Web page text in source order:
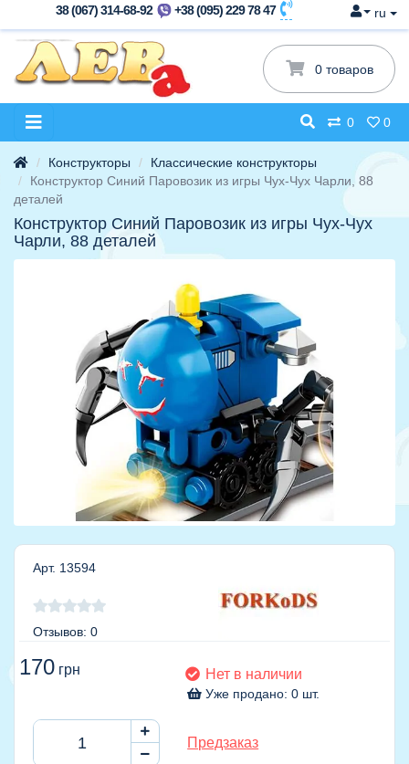
38 (067) 314-68-92 +38 (095) 229 78 47 ru
0 товаров
0 0
Конструкторы
Классические конструкторы
Конструктор Синий Паровозик из игры Чух-Чух Чарли, 88
деталей
Конструктор Синий Паровозик из игры Чух-Чух
Чарли, 88 деталей
Арт. 13594
Отзывов: 0
170 грн Нет в наличии
Уже продано: 0 шт.
Предзаказ